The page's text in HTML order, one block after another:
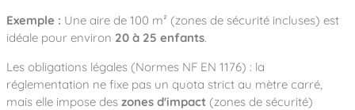
Exemple : Une aire de 100 m² (zones de sécurité incluses) est
idéale pour environ 20 à 25 enfants.
Les obligations légales (Normes NF EN 1176) : la
réglementation ne fixe pas un quota strict au mètre carré,
mais elle impose des zones d'impact (zones de sécurité)